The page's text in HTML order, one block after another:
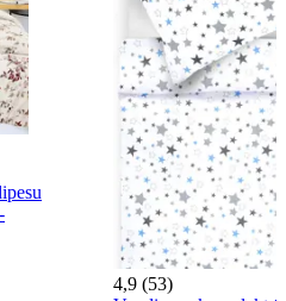
4,9 (53)